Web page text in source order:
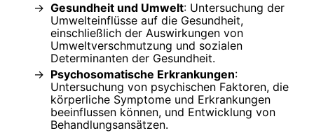
Gesundheit und Umwelt: Untersuchung der
Umwelteinflüsse auf die Gesundheit,
einschließlich der Auswirkungen von
Umweltverschmutzung und sozialen
Determinanten der Gesundheit.
Psychosomatische Erkrankungen:
Untersuchung von psychischen Faktoren, die
körperliche Symptome und Erkrankungen
beeinflussen können, und Entwicklung von
Behandlungsansätzen.